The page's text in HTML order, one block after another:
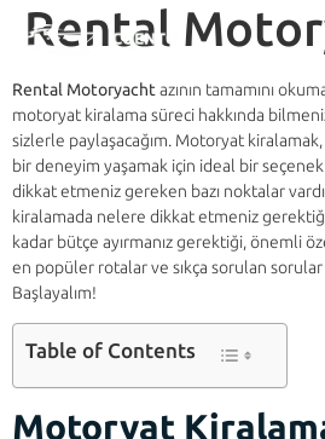
Rental
Rental Motoryacht azının tamamını
motoryat kiralama süreci hakkında
sizlerle paylaşacağım. Motoryat
bir deneyim yaşamak için ideal bir
dikkat etmeniz gereken bazı noktalar
kiralamada nelere dikkat etmeniz
kadar bütçe ayırmanız gerektiği, önemli
en popüler rotalar ve sıkça sorulan
Başlayalım!
Table of Contents
Motoryat